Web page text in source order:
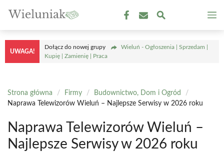
treści
UWAGA!
Dołącz do nowej grupy
Wieluń - Ogłoszenia | Sprzedam |
Kupię | Zamienię | Praca
Strona główna / Firmy / Budownictwo, Dom i Ogród
/
Naprawa Telewizorów Wieluń – Najlepsze Serwisy w 2026 roku
Naprawa Telewizorów Wieluń –
Najlepsze Serwisy w 2026 roku